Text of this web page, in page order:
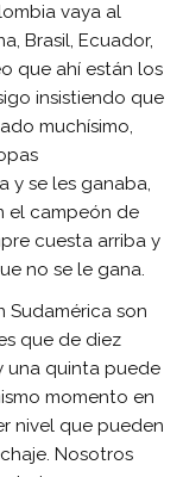
vaya al
Brasil, Ecuador,
que ahí están los
insistiendo que
muchísimo,
y se les ganaba,
el campeón de
cuesta arriba y
no se le gana.
Sudamérica son
que de diez
una quinta puede
momento en
nivel que pueden
Nosotros